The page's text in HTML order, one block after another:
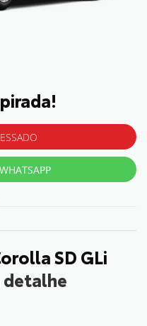
SD GLi
detalhe